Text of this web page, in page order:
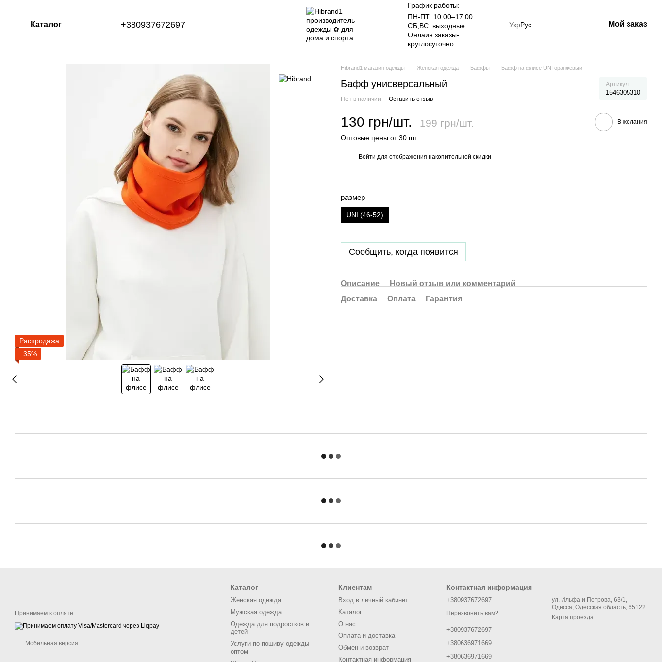
Каталог +380937672697
График работы:
ПН-ПТ: 10:00–17:00
СБ,ВС: выходные
Онлайн заказы-
круглосуточно
УкрРус Мой заказ
Распродажа
−35%
Hibrand1 магазин одежды Женская одежда Баффы Бафф на флисе UNI оранжевый
Бафф унисверсальный Артикул
1546305310
Нет в наличии Оставить отзыв
130 грн/шт. 199 грн/шт. В желания
Оптовые цены от 30 шт.
Войти для отображения накопительной скидки
размер
UNI (46-52)
Сообщить, когда появится
Описание
Новый отзыв или комментарий
Доставка
Оплата Гарантия
Принимаем к оплате
Мобильная версия
Каталог
Женская одежда
Мужская одежда
Одежда для подростков и
детей
Услуги по пошиву одежды
оптом
Клиентам
Вход в личный кабинет
Каталог
О нас
Оплата и доставка
Обмен и возврат
Контактная информация
Контактная информация
+380937672697
Перезвонить вам?
+380937672697
+380636971669
+380636971669
ул. Ильфа и Петрова, 63/1,
Одесса, Одесская область, 65122
Карта проезда